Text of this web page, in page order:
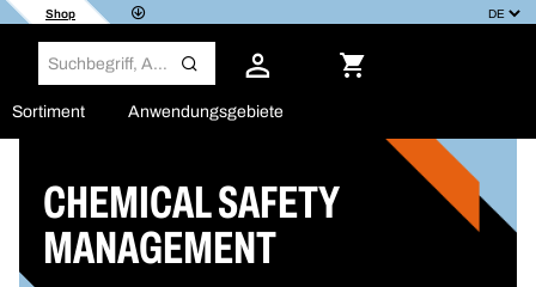
Shop
Sortiment Anwendungsgebiete
CHEMICAL SAFETY
MANAGEMENT